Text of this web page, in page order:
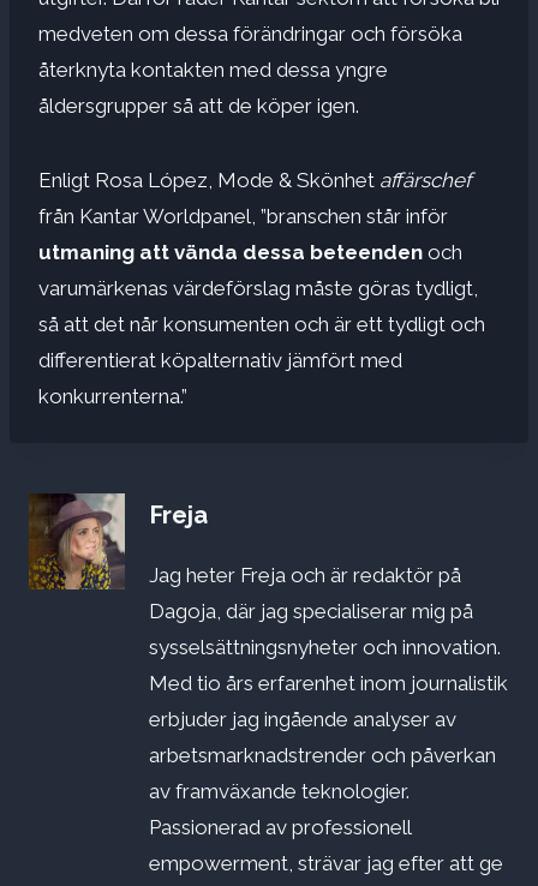
medveten om dessa förändringar och försöka
återknyta kontakten med dessa yngre
åldersgrupper så att de köper igen.
Enligt Rosa López, Mode & Skönhet affärschef
från Kantar Worldpanel, ”branschen står inför
utmaning att vända dessa beteenden och
varumärkenas värdeförslag måste göras tydligt,
så att det når konsumenten och är ett tydligt och
differentierat köpalternativ jämfört med
konkurrenterna.”
Freja
Jag heter Freja och är redaktör på
Dagoja, där jag specialiserar mig på
sysselsättningsnyheter och innovation.
Med tio års erfarenhet inom journalistik
erbjuder jag ingående analyser av
arbetsmarknadstrender och påverkan
av framväxande teknologier.
Passionerad av professionell
empowerment, strävar jag efter att ge